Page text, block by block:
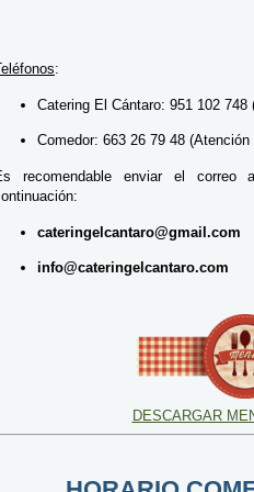
:
Catering El Cántaro: 951 102
Comedor: 663 26 79 48
recomendable enviar el correo
cateringelcantaro@gmail.com
info@cateringelcantaro.com
DESCARGAR